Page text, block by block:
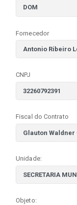
Fornecedor
CNPJ
Fiscal do Contrato
Unidade:
Objeto: